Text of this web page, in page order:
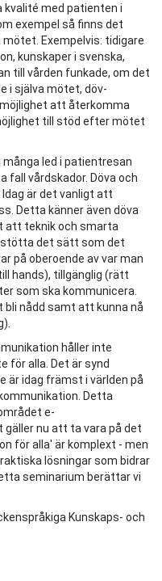
med patienten i
exempel så finns det
Exempelvis: tidigare
kunskaper i svenska,
till vården funkade, om det
i själva mötet, döv-
att återkomma
till stöd efter mötet
många led i patientresan
fall vårdskador. Döva och
är det vanligt att
Detta känner även döva
att teknik och smarta
stötta det sätt som det
på oberoende av var man
hands), tillgänglig (rätt
som ska kommunicera.
nådd samt att kunna nå
håller inte
för alla. Det är synd
är idag främst i världen på
Detta
e-
nu att ta vara på det
för alla' är komplext - men
lösningar som bidrar
seminarium berättar vi
Kunskaps- och